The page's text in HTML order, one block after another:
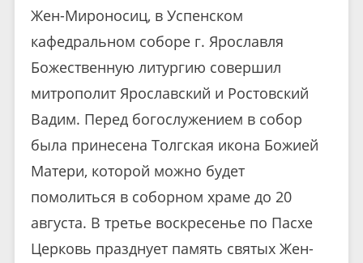
Жен-Мироносиц, в Успенском
кафедральном соборе г. Ярославля
Божественную литургию совершил
митрополит Ярославский и Ростовский
Вадим. Перед богослужением в собор
была принесена Толгская икона Божией
Матери, которой можно будет
помолиться в соборном храме до 20
августа. В третье воскресенье по Пасхе
Церковь празднует память святых Жен-